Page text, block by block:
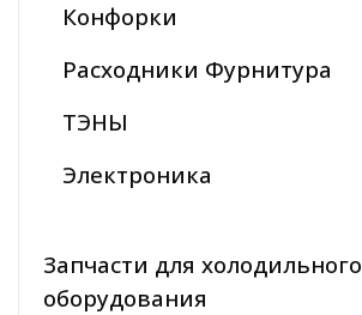
Конфорки
Расходники Фурнитура
ТЭНЫ
Электроника
Запчасти для холодильного
оборудования